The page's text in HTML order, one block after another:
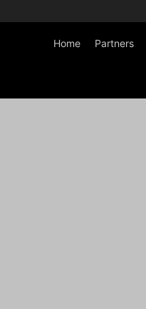
Home Partners